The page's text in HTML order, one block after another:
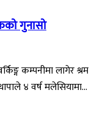
गुनासो
कम्पनीमा लागेर श्रम
४ वर्ष मलेसियामा...